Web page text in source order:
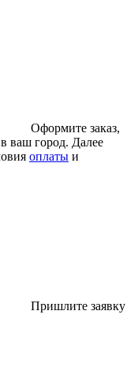
Оформите заказ,
ваш город. Далее
оплаты и
Пришлите заявку